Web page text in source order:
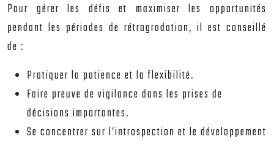
Pour gérer les défis et maximiser les opportunités
pendant les périodes de rétrogradation, il est conseillé
de :
Pratiquer la patience et la flexibilité.
Faire preuve de vigilance dans les prises de
décisions importantes.
Se concentrer sur l’introspection et le développement